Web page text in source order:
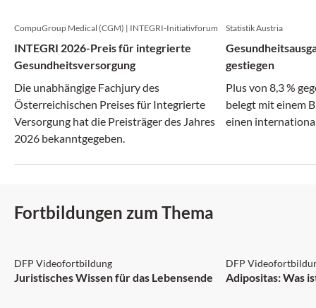
CompuGroup Medical (CGM) | INTEGRI-Initiativforum
INTEGRI 2026-Preis für integrierte
Gesundheitsversorgung
Die unabhängige Fachjury des
Österreichischen Preises für Integrierte
Versorgung hat die Preisträger des Jahres
2026 bekanntgegeben.
Statistik Austria
gestiegen
Plus von 8,3 %
belegt mit einem
einen
Fortbildungen zum Thema
DFP: 2 Punkte
DFP Videofortbildung
Juristisches Wissen für das Lebensende
DFP
Adipositas: Was